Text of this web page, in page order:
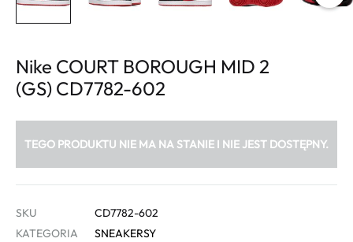
Nike COURT BOROUGH MID 2
(GS) CD7782-602
TEGO PRODUKTU NIE MA NA STANIE I NIE JEST DOSTĘPNY.
SKU
CD7782-602
KATEGORIA
SNEAKERSY